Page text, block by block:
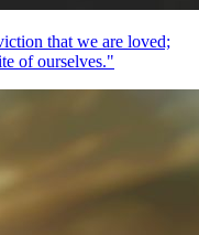
that we are loved;
of ourselves."